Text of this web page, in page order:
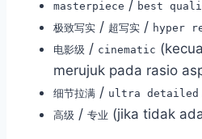
masterpiece / best
极致写实 / 超写实 / hyper
电影级 / cinematic
merujuk pada rasio
细节拉满 / ultra detailed
高级 / 专业 (jika tidak